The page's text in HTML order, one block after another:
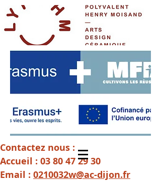
Contactez nous :
Accueil : 03 80 47 29 30
Email : 0210032w@ac-dijon.fr